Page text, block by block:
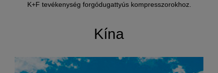
K+F tevékenység forgódugattyús kompresszorokhoz.
Kína